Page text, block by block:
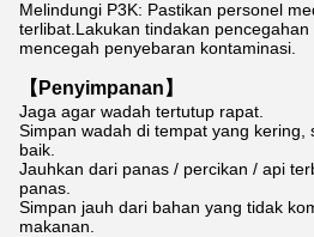
Melindungi P3K: Pastikan personel
terlibat.Lakukan tindakan
mencegah penyebaran kontaminasi.
【Penyimpanan】
Jaga agar wadah tertutup rapat.
Simpan wadah di tempat yang kering,
baik.
Jauhkan dari panas / percikan / api
panas.
Simpan jauh dari bahan yang tidak
makanan.